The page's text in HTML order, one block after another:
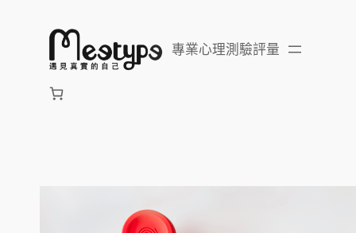
專業心理測驗評量